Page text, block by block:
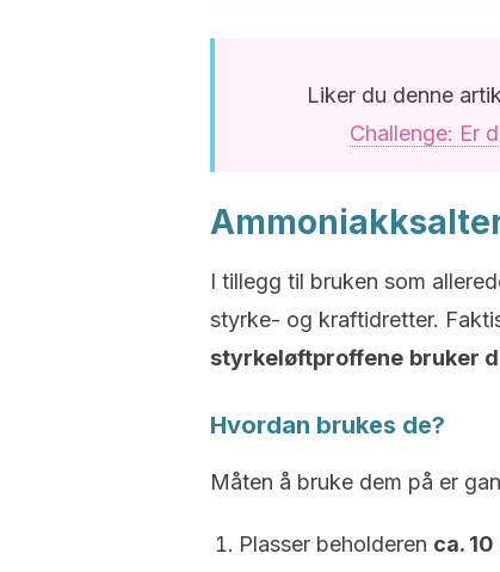
Liker du denne
Challenge: Er
I tillegg til bruken som
styrke- og kraftidretter.
styrkeløftproffene bruker
Hvordan brukes de?
Måten å bruke dem på er
Plasser beholderen ca.